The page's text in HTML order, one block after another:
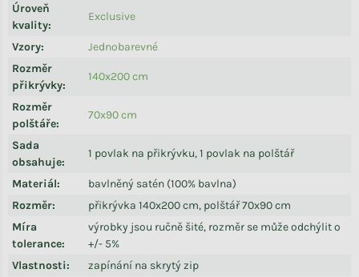
Úroveň
kvality:
Exclusive
Vzory:
Jednobarevné
Rozměr
přikrývky:
140x200 cm
Rozměr
polštáře:
70x90 cm
Sada
obsahuje:
1 povlak na přikrývku, 1 povlak na polštář
Materiál:
bavlněný satén (100% bavlna)
Rozměr:
přikrývka 140x200 cm, polštář 70x90 cm
Míra
tolerance:
výrobky jsou ručně šité, rozměr se může odchýlit o
+/- 5%
Vlastnosti: zapínání na skrytý zip